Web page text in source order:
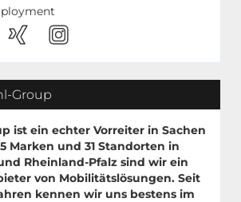
Group
ist ein echter Vorreiter in Sachen
Marken und 31 Standorten in
Rheinland-Pfalz sind wir ein
von Mobilitätslösungen. Seit
kennen wir uns bestens im